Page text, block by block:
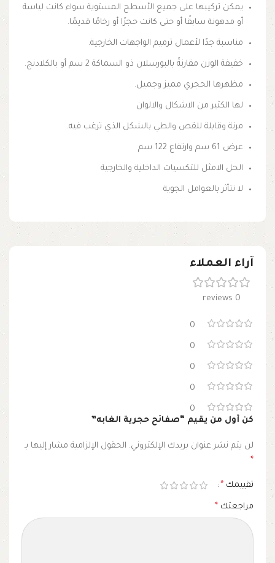
يمكن تركيبها على جميع الأسطح المستوية سواء كانت لياسة
أو مدهونة سابقًا أو حتى كانت حجرًا أو رخامًا قديمًا.
مناسبة جدًا لأعمال ترميم الواجهات الخارجية.
خفيفة الوزن مقارنةً بالبورسلان ذو السماكة 2 سم أو بالكلادنج.
مظهرها الحجري مميز وجميل.
لها الكثير من الاشكال والالوان
مرنة وقابلة للقص والطي بالشكل الذي ترغب فيه.
عرض 61 سم وارتفاع 122 سم
الحل الامثل للتكسيات الداخلية والخارجية
لا تتأثر بالعوامل الجوية
آراء العملاء
0 reviews
0
0
0
0
0
كن أول من يقيم “صفائح حجرية الغابه”
لن يتم نشر عنوان بريدك الإلكتروني. الحقول الإلزامية مشار إليها بـ
*
تقييمك *
مراجعتك *